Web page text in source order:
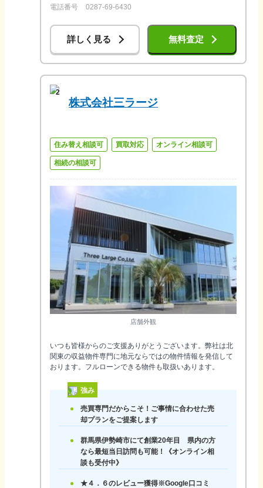
電話番号
0287-69-6430
詳しく見る 無料査定
2
株式会社三ラージ
住み替え相談可 買取対応 オンライン相談可
相続の相談可
店舗外観
いつも皆様からのご支援ありがとうございます。弊社は北
関東の収益物件専門に地元ならではの物件情報を発信して
おります。フルローンできる物件も取扱いあります。
強み
売買専門だからこそ！ご事情に合わせた売
却プランをご提案します
群馬県伊勢崎市にて創業20年目 県内の方
なら最短当日訪問も可能！《オンライン相
談も受付中》
★４．６のレビュー獲得※Google口コミ